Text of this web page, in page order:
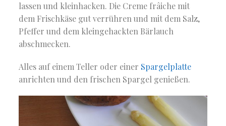
lassen und kleinhacken. Die Creme frâiche mit
dem Frischkäse gut verrühren und mit dem Salz,
Pfeffer und dem kleingehackten Bärlauch
abschmecken.
Alles auf einem Teller oder einer Spargelplatte
anrichten und den frischen Spargel genießen.